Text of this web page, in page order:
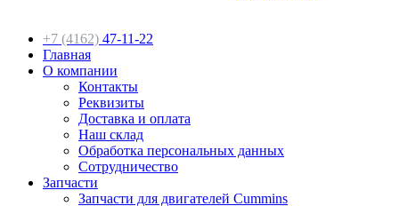
+7 (4162) 47-11-22
Главная
О компании
Контакты
Реквизиты
Доставка и оплата
Наш склад
Обработка персональных данных
Сотрудничество
Запчасти
Запчасти для двигателей Cummins